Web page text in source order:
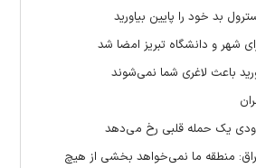
بد خود را پایین بیاورید
شهر و دانشگاه تبریز امضا شد
باعث لاغری شما نمی‌شوند
یک حمله قلبی رخ می‌دهد
منطقه ما نمی‌خواهد بخشی از هیچ